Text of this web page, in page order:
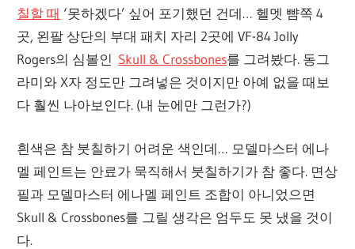
칠할 때 ‘못하겠다’ 싶어 포기했던 건데… 헬멧 뺨쪽 4
곳, 왼팔 상단의 부대 패치 자리 2곳에 VF-84 Jolly
Rogers의 심볼인 Skull & Crossbones를 그려봤다. 동그
라미와 X자 정도만 그려넣은 것이지만 아예 없을 때보
다 훨씬 나아보인다. (내 눈에만 그런가?)
흰색은 참 붓칠하기 어려운 색인데… 모델마스터 에나
멜 페인트는 안료가 묵직해서 붓칠하기가 참 좋다. 면상
필과 모델마스터 에나멜 페인트 조합이 아니었으면
Skull & Crossbones를 그릴 생각은 엄두도 못 냈을 것이
다.